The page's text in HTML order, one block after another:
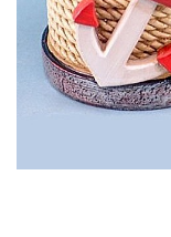
Barci, vapoare,
Pesti
Decoratiuni care se